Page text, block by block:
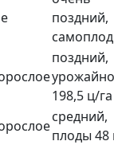
поздний,
поздний,
198,5 ц/га
средний,
плоды 48